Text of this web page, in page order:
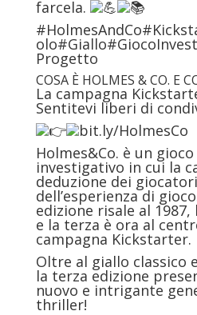
farcela.
#HolmesAndCo
olo#Giallo
Progetto
COSA È HOLMES & CO. E
La campagna
Sentitevi liberi di
bit.ly/HolmesCo
Holmes&Co. è un
investigativo in cui la
deduzione dei
dell’esperienza di
edizione risale al 1987,
e la terza è ora al
campagna Kickstarter.
Oltre al giallo classico
la terza edizione
nuovo e intrigante
thriller!